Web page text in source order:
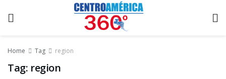
Home Tag region
Tag: region